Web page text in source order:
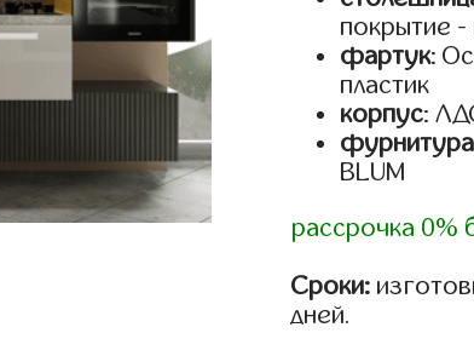
покрытие -
фартук:
пластик
корпус:
фурнитура
BLUM
рассрочка 0%
Сроки:
дней.